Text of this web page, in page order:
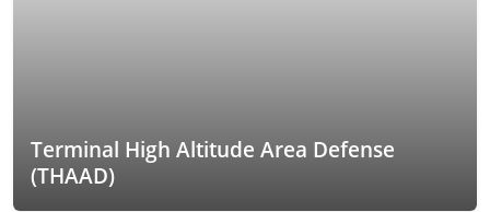
Terminal High Altitude Area Defense
(THAAD)